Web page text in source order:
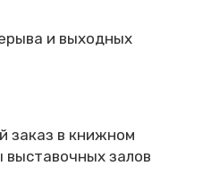
и выходных
заказ в книжном
выставочных залов